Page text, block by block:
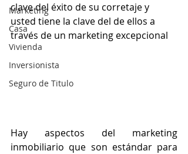
Marketing
Casa
Vivienda
Inversionista
Seguro de Titulo
clave del éxito de su corretaje y
usted tiene la clave del de ellos a
través de un marketing excepcional
Hay aspectos del marketing
inmobiliario que son estándar para